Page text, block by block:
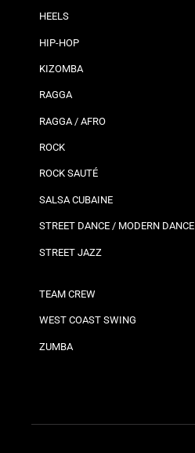
HEELS
HIP-HOP
KIZOMBA
RAGGA
RAGGA / AFRO
ROCK
ROCK SAUTÉ
SALSA CUBAINE
STREET DANCE / MODERN DANCE
STREET JAZZ
TEAM CREW
WEST COAST SWING
ZUMBA